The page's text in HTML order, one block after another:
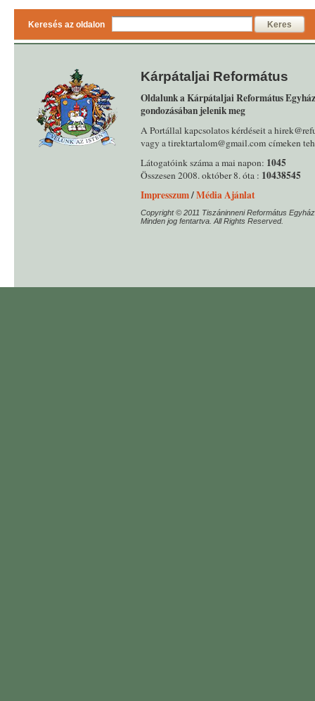
Keresés az oldalon Keres
Kárpátaljai Református
Oldalunk a Kárpátaljai Református
gondozásában jelenik meg
A Portállal kapcsolatos kérdéseit a
vagy a tirektartalom@gmail.com címeken
Látogatóink száma a mai napon: 1045
Összesen 2008. október 8. óta : 10438545
Impresszum/Média Ajánlat
Copyright © 2011 Tiszáninneni Református
Minden jog fentartva. All Rights Reserved.